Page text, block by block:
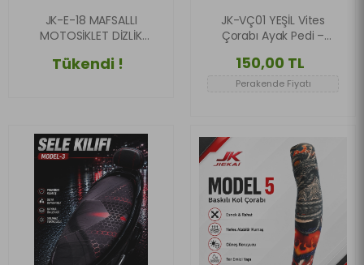
JK-E-18 MAFSALLI
MOTOSİKLET DİZLİK
KORUYUCU GRİ
Tükendi !
JK-VÇ01 YEŞİL Vites
Çorabı Ayak Pedi –
Maksimum Koruma
150,00 TL
Perakende Fiyatı